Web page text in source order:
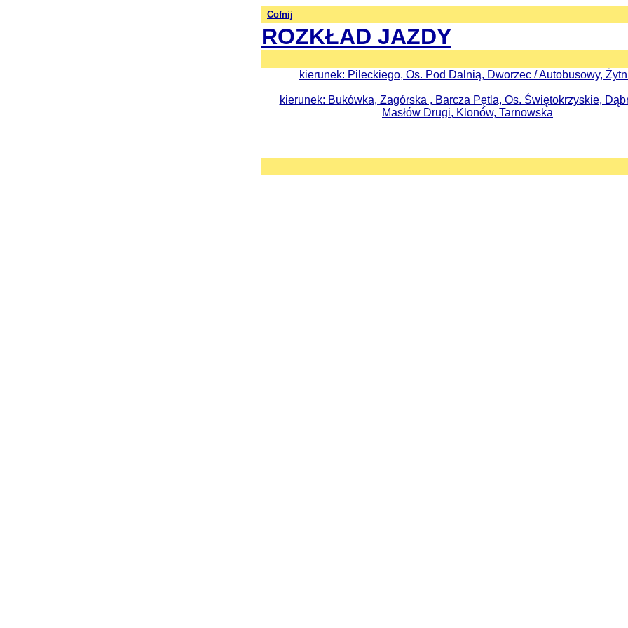
Cofnij
ROZKŁAD JAZDY
kierunek: Pileckiego, Os. Pod Dalnią, Dworzec / Autobusowy,
kierunek: Bukówka, Zagórska , Barcza Pętla, Os. Świętokrzyskie,
Masłów Drugi, Klonów, Tarnowska